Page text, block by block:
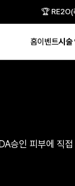
🏆 RE2O(
홈이벤트시술
승인 피부에 직